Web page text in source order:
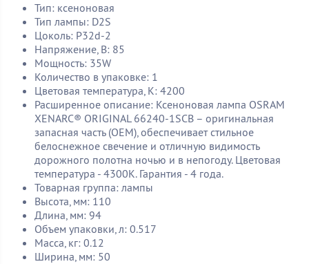
Тип: ксеноновая
Тип лампы: D2S
Цоколь: P32d-2
Напряжение, В: 85
Мощность: 35W
Количество в упаковке: 1
Цветовая температура, К: 4200
Расширенное описание: Ксеноновая лампа OSRAM
XENARC® ORIGINAL 66240-1SCB – оригинальная
запасная часть (ОЕМ), обеспечивает стильное
белоснежное свечение и отличную видимость
дорожного полотна ночью и в непогоду. Цветовая
температура - 4300К. Гарантия - 4 года.
Товарная группа: лампы
Высота, мм: 110
Длина, мм: 94
Объем упаковки, л: 0.517
Масса, кг: 0.12
Ширина, мм: 50